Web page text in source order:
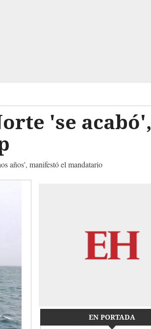
'se acabó',
años', manifestó el mandatario
EN PORTADA